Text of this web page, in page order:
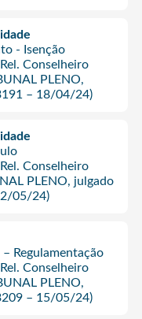
- Isenção
Conselheiro
PLENO,
– 18/04/24)
Conselheiro
PLENO, julgado
05/24)
Regulamentação
Conselheiro
PLENO,
– 15/05/24)